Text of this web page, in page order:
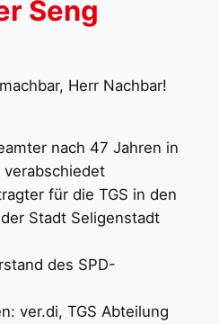
Seng
Herr Nachbar!
nach 47 Jahren in
verabschiedet
für die TGS in den
Stadt Seligenstadt
des SPD-
ver.di, TGS Abteilung